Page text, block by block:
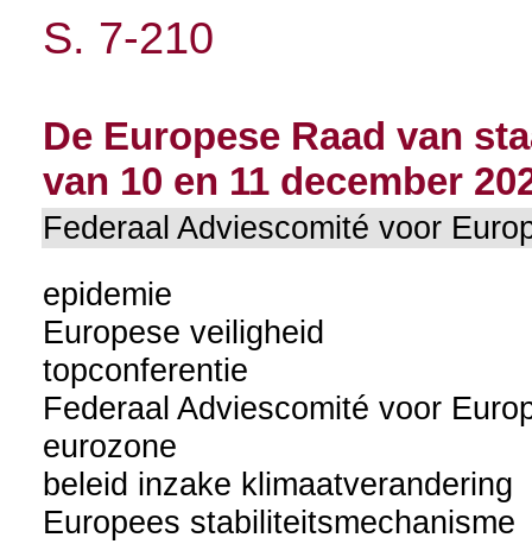
S. 7-210
De Europese Raad van
van 10 en 11 december
Federaal Adviescomité voor
epidemie
Europese veiligheid
topconferentie
Federaal Adviescomité voor
eurozone
beleid inzake klimaatverandering
Europees stabiliteitsmechanisme